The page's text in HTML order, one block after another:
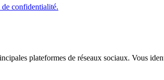
de confidentialité.
plateformes de réseaux sociaux. Vous